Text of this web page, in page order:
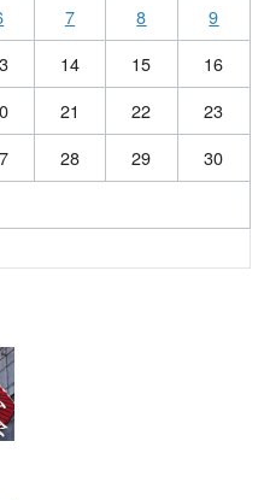
7 8
9
14 15
16
21 22
23
28 29
30